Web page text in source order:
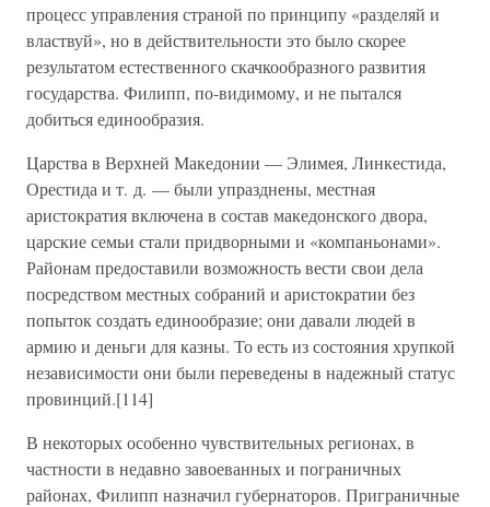
процесс управления страной по принципу «разделяй и
властвуй», но в действительности это было скорее
результатом естественного скачкообразного развития
государства. Филипп, по-видимому, и не пытался
добиться единообразия.
Царства в Верхней Македонии — Элимея, Линкестида,
Орестида и т. д. — были упразднены, местная
аристократия включена в состав македонского двора,
царские семьи стали придворными и «компаньонами».
Районам предоставили возможность вести свои дела
посредством местных собраний и аристократии без
попыток создать единообразие; они давали людей в
армию и деньги для казны. То есть из состояния хрупкой
независимости они были переведены в надежный статус
провинций.[114]
В некоторых особенно чувствительных регионах, в
частности в недавно завоеванных и пограничных
районах, Филипп назначил губернаторов. Приграничные